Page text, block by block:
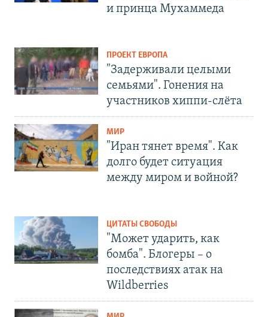
и принца Мухаммеда
ПРОЕКТ ЕВРОПА
"Задерживали целыми
семьями". Гонения на
участников хиппи-слёта
МИР
"Иран тянет время". Как
долго будет ситуация
между миром и войной?
ЦИТАТЫ СВОБОДЫ
"Может ударить, как
бомба". Блогеры – о
последствиях атак на
Wildberries